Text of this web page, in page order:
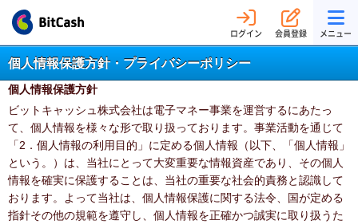
ログイン 会員登録 メニュー
個人情報保護方針・プライバシーポリシー
個人情報保護方針
ビットキャッシュ株式会社は電子マネー事業を運営するにあたっ
て、個人情報を様々な形で取り扱っております。事業活動を通じて
「2．個人情報の利用目的」に定める個人情報（以下、「個人情報」
という。）は、当社にとって大変重要な情報資産であり、その個人
情報を確実に保護することは、当社の重要な社会的責務と認識して
おります。よって当社は、個人情報保護に関する法令、国が定める
指針その他の規範を遵守し、個人情報を正確かつ誠実に取り扱うた